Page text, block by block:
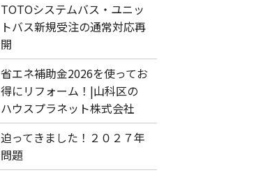
TOTOシステムバス・ユニッ
トバス新規受注の通常対応再
開
省エネ補助金2026を使ってお
得にリフォーム！|山科区の
ハウスプラネット株式会社
迫ってきました！２０２７年
問題